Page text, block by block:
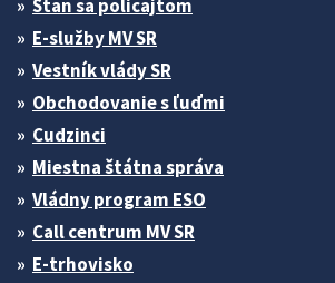
Stan sa policajtom
E-služby MV SR
Vestník vlády SR
Obchodovanie s ľuďmi
Cudzinci
Miestna štátna správa
Vládny program ESO
Call centrum MV SR
E-trhovisko